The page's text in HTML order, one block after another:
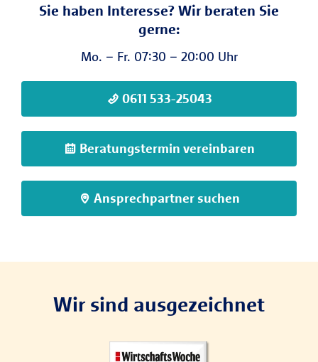
Sie haben Interesse? Wir beraten Sie
gerne:
Mo. – Fr. 07:30 – 20:00 Uhr
0611 533-25043
Beratungstermin vereinbaren
Ansprechpartner suchen
Wir sind ausgezeichnet